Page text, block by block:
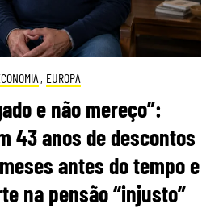
, EUROPA
e não mereço”:
43 anos de descontos
antes do tempo e
na pensão “injusto”